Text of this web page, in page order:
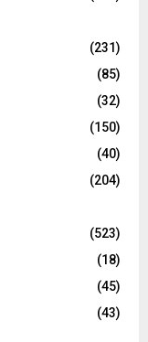
(231)
(85)
(32)
(150)
(40)
(204)
(523)
(18)
(45)
(43)